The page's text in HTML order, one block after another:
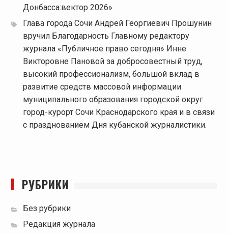
Донбасса:вектор 2026»
Глава города Сочи Андрей Георгиевич Прошунин
вручил Благодарность Главному редактору
журнала «Публичное право сегодня» Инне
Викторовне Пановой за добросовестный труд,
высокий профессионализм, большой вклад в
развитие средств массовой информации
муниципального образования городской округ
город-курорт Сочи Краснодарского края и в связи
с празднованием Дня кубанской журналистики.
РУБРИКИ
Без рубрики
Редакция журнала